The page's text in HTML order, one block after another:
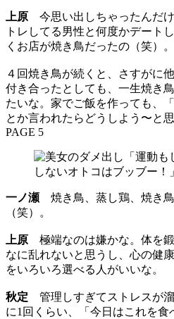
上原 今思い出しちゃったんだ
トレしてる男性と何度かデート
くお店が焼き鳥だったの（笑）。
４回焼き鳥が続くと、さすがに
付き合ったとしても、一生焼き
たいな。家でご飯を作っても、
とか言われたらどうしよう〜と思
PAGE 5
一ノ瀬 焼き鳥、蒸し鶏、焼き
（笑）。
上原 極端なのは嫌かな。体を
なに乱れないと思うし、心の健
をいろいろ選べる人がいいな。
秋定 管理しすぎてストレスが
に1回くらい、「今日はこれを